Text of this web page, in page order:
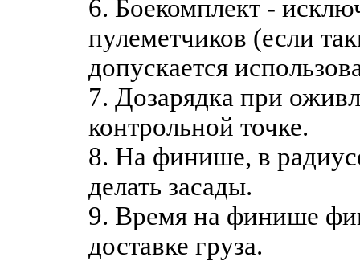
6. Боекомплект -
пулеметчиков (если
допускается
7. Дозарядка при
контрольной точке.
8. На финише, в
делать засады.
9. Время на финише
доставке груза.